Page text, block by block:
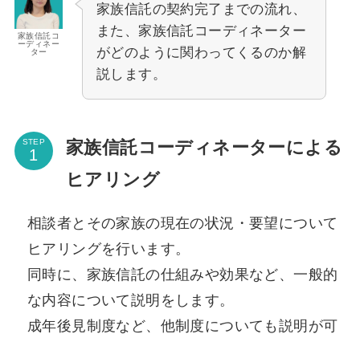
家族信託コ
ーディネー
ター
家族信託の契約完了までの流れ、
また、家族信託コーディネーター
がどのように関わってくるのか解
説します。
STEP
家族信託コーディネーターによる
ヒアリング
相談者とその家族の現在の状況・要望について
ヒアリングを行います。
同時に、家族信託の仕組みや効果など、一般的
な内容について説明をします。
成年後見制度など、他制度についても説明が可